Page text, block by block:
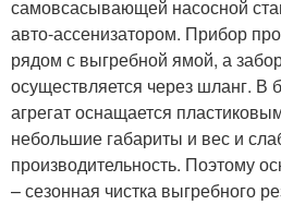
самовсасывающей насосной
авто-ассенизатором. Прибор
рядом с выгребной ямой, а
осуществляется через шланг. В
агрегат оснащается
небольшие габариты и вес и
производительность. Поэтому
– сезонная чистка выгребного